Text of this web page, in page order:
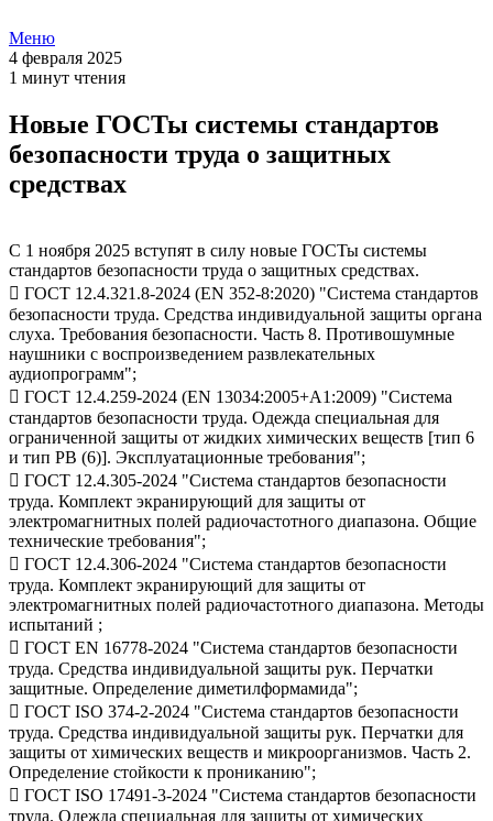
Меню
4 февраля 2025
1 минут чтения
Новые ГОСТы системы стандартов
безопасности труда о защитных
средствах
С 1 ноября 2025 вступят в силу новые ГОСТы системы
стандартов безопасности труда о защитных средствах.
 ГОСТ 12.4.321.8-2024 (EN 352-8:2020) "Система стандартов
безопасности труда. Средства индивидуальной защиты органа
слуха. Требования безопасности. Часть 8. Противошумные
наушники с воспроизведением развлекательных
аудиопрограмм";
 ГОСТ 12.4.259-2024 (EN 13034:2005+А1:2009) "Система
стандартов безопасности труда. Одежда специальная для
ограниченной защиты от жидких химических веществ [тип 6
и тип РВ (6)]. Эксплуатационные требования";
 ГОСТ 12.4.305-2024 "Система стандартов безопасности
труда. Комплект экранирующий для защиты от
электромагнитных полей радиочастотного диапазона. Общие
технические требования";
 ГОСТ 12.4.306-2024 "Система стандартов безопасности
труда. Комплект экранирующий для защиты от
электромагнитных полей радиочастотного диапазона. Методы
испытаний ;
 ГОСТ EN 16778-2024 "Система стандартов безопасности
труда. Средства индивидуальной защиты рук. Перчатки
защитные. Определение диметилформамида";
 ГОСТ ISО 374-2-2024 "Система стандартов безопасности
труда. Средства индивидуальной защиты рук. Перчатки для
защиты от химических веществ и микроорганизмов. Часть 2.
Определение стойкости к прониканию";
 ГОСТ ISO 17491-3-2024 "Система стандартов безопасности
труда. Одежда специальная для защиты от химических